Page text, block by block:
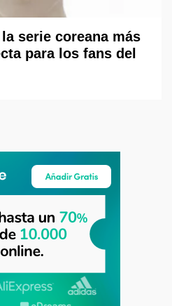
serie coreana más
para los fans del